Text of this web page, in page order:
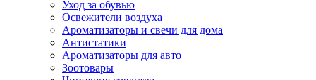
Уход за обувью
Освежители воздуха
Ароматизаторы и свечи для дома
Антистатики
Ароматизаторы для авто
Зоотовары